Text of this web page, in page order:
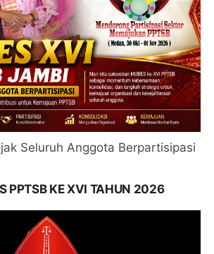
Seluruh Anggota Berpartisipasi
PPTSB KE XVI TAHUN 2026